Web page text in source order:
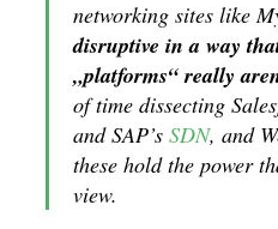
networking sites like
disruptive in a way
„platforms“ really
of time dissecting
and SAP’s SDN, and
these hold the power
view.